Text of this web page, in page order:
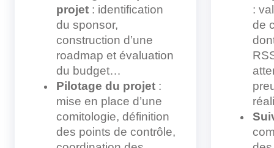
projet : identification
du sponsor,
construction d’une
roadmap et évaluation
du budget…
Pilotage du projet :
mise en place d’une
comitologie, définition
des points de contrôle,
:
de